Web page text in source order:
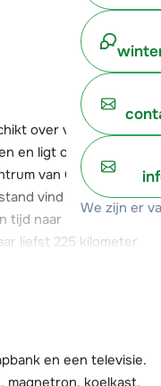
We zijn er
over verschillende
en ligt op een mooie
van Champagny
vind je de piste
tijd naar het skigebied
liefst 225 kilometer
dag kan je via twee
met skiverhuur,
te vinden in
een openbaar
en een televisie.